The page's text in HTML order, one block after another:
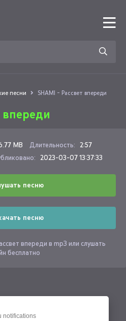
песни SHAMI - Рассвет впереди
впереди
MB Длительность: 2:57
2023-03-07 13:37:33
песню
песню
впереди в mp3 или слушать
бесплатно
notifications